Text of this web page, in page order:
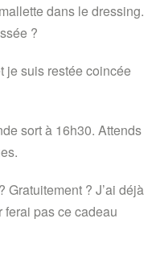
dans le dressing.
?
je suis restée coincée
sort à 16h30. Attends
Gratuitement ? J’ai déjà
ferai pas ce cadeau